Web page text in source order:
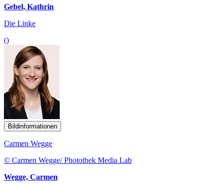
Gebel, Kathrin
Die Linke
()
Bildinformationen
Carmen Wegge
© Carmen Wegge/ Photothek Media Lab
Wegge, Carmen